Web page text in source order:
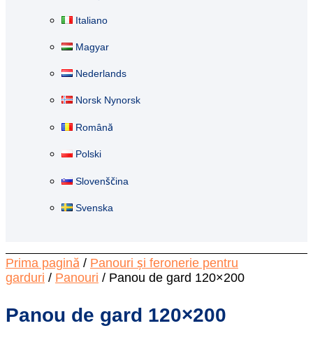
Italiano
Magyar
Nederlands
Norsk Nynorsk
Română
Polski
Slovenščina
Svenska
Prima pagină / Panouri și feronerie pentru
garduri / Panouri / Panou de gard 120×200
Panou de gard 120×200